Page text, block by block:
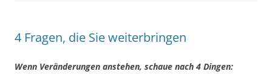
4 Fragen, die Sie weiterbringen
Wenn Veränderungen anstehen, schaue nach 4 Dingen: